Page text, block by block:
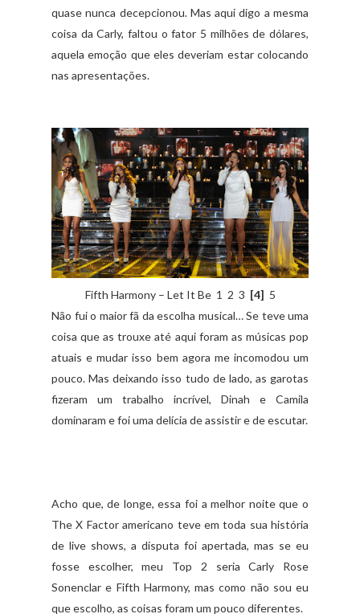
quase nunca decepcionou. Mas aqui digo a mesma
coisa da Carly, faltou o fator 5 milhões de dólares,
aquela emoção que eles deveriam estar colocando
nas apresentações.
Fifth Harmony – Let It Be 1 2 3 [4] 5
Não fui o maior fã da escolha musical… Se teve uma
coisa que as trouxe até aqui foram as músicas pop
atuais e mudar isso bem agora me incomodou um
pouco. Mas deixando isso tudo de lado, as garotas
fizeram um trabalho incrível, Dinah e Camila
dominaram e foi uma delícia de assistir e de escutar.
Acho que, de longe, essa foi a melhor noite que o
The X Factor americano teve em toda sua história
de live shows, a disputa foi apertada, mas se eu
fosse escolher, meu Top 2 seria Carly Rose
Sonenclar e Fifth Harmony, mas como não sou eu
que escolho, as coisas foram um pouco diferentes.